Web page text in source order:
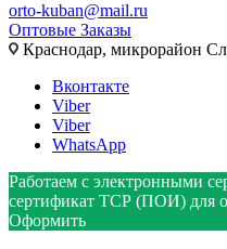
orto-kuban@mail.ru
Оптовые Заказы
Краснодар, микрорайон
Вконтакте
Viber
Viber
WhatsApp
Работаем с электронными
сертификат ТСР (ПОИ) для
Оформить